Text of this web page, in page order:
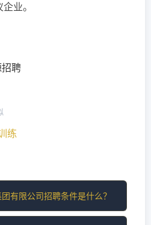
业。
聘
练
有限公司招聘条件是什么？